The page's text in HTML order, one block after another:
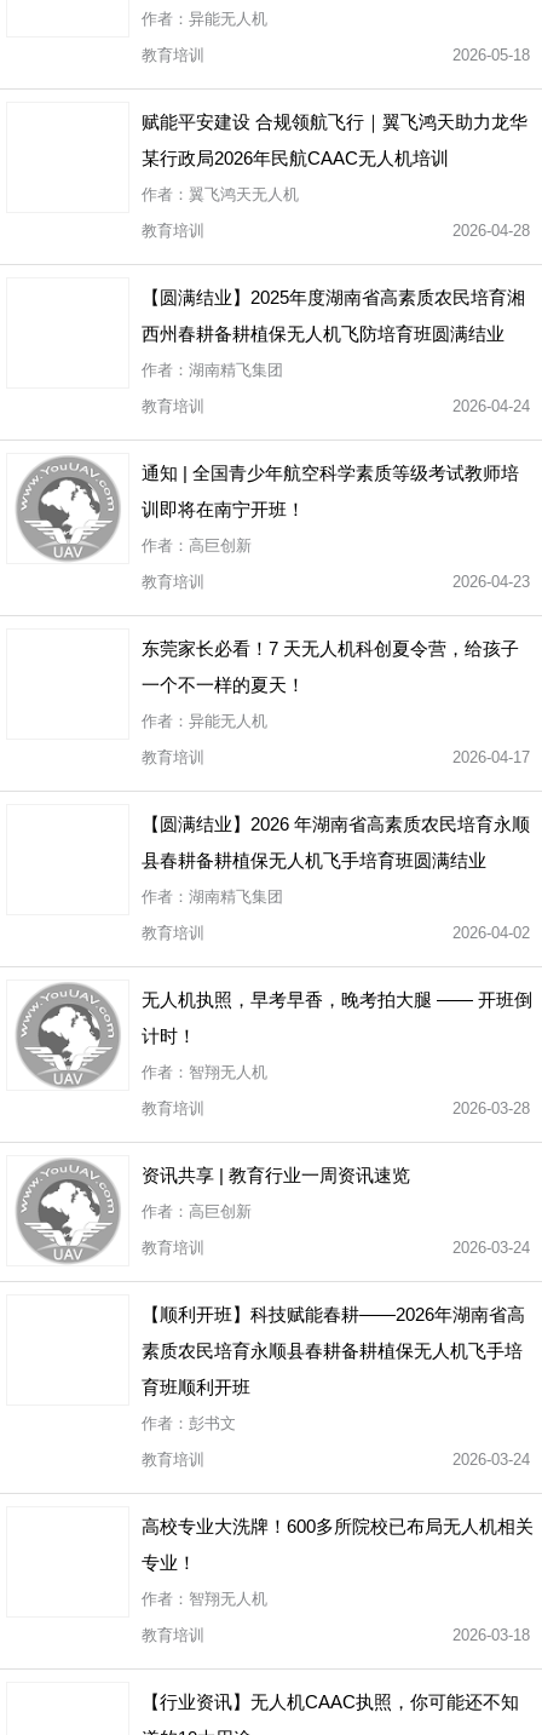
作者：异能无人机
教育培训
2026-05-18
赋能平安建设 合规领航飞行｜翼飞鸿天助力龙华
某行政局2026年民航CAAC无人机培训
作者：翼飞鸿天无人机
教育培训
2026-04-28
【圆满结业】2025年度湖南省高素质农民培育湘
西州春耕备耕植保无人机飞防培育班圆满结业
作者：湖南精飞集团
教育培训
2026-04-24
通知 | 全国青少年航空科学素质等级考试教师培
训即将在南宁开班！
作者：高巨创新
教育培训
2026-04-23
东莞家长必看！7 天无人机科创夏令营，给孩子
一个不一样的夏天！
作者：异能无人机
教育培训
2026-04-17
【圆满结业】2026 年湖南省高素质农民培育永顺
县春耕备耕植保无人机飞手培育班圆满结业
作者：湖南精飞集团
教育培训
2026-04-02
无人机执照，早考早香，晚考拍大腿 —— 开班倒
计时！
作者：智翔无人机
教育培训
2026-03-28
资讯共享 | 教育行业一周资讯速览
作者：高巨创新
教育培训
2026-03-24
【顺利开班】科技赋能春耕——2026年湖南省高
素质农民培育永顺县春耕备耕植保无人机飞手培
育班顺利开班
作者：彭书文
教育培训
2026-03-24
高校专业大洗牌！600多所院校已布局无人机相关
专业！
作者：智翔无人机
教育培训
2026-03-18
【行业资讯】无人机CAAC执照，你可能还不知